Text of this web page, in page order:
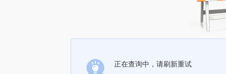
正在查询中，请刷新重试